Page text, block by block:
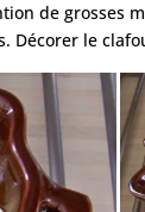
de grosses
le